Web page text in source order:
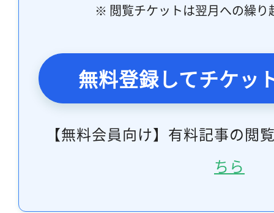
※ 閲覧チケットは翌月への繰り
無料登録してチケッ
【無料会員向け】有料記事の閲
ちら